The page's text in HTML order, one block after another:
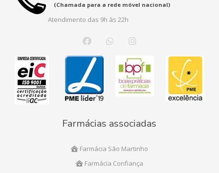
(Chamada para a rede móvel nacional)
Atendimento das 9h às 22h
Farmácias associadas
Farmácia São Martinho
Farmácia Confiança